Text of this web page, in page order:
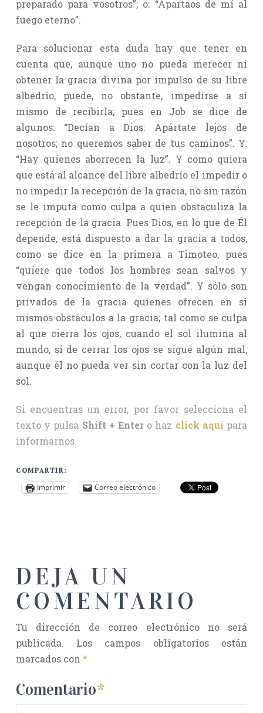
preparado para vosotros”; o: “Apartaos de mí al
fuego eterno”.
Para solucionar esta duda hay que tener en
cuenta que, aunque uno no pueda merecer ni
obtener la gracia divina por impulso de su libre
albedrío, puede, no obstante, impedirse a sí
mismo de recibirla; pues en Job se dice de
algunos: “Decían a Dios: Apártate lejos de
nosotros; no queremos saber de tus caminos”. Y:
“Hay quienes aborrecen la luz”. Y como quiera
que está al alcance del libre albedrío el impedir o
no impedir la recepción de la gracia, no sin razón
se le imputa como culpa a quien obstaculiza la
recepción de la gracia. Pues Dios, en lo que de Él
depende, está dispuesto a dar la gracia a todos,
como se dice en la primera a Timoteo, pues
“quiere que todos los hombres sean salvos y
vengan conocimiento de la verdad”. Y sólo son
privados de la gracia quienes ofrecen en sí
mismos obstáculos a la gracia; tal como se culpa
al que cierra los ojos, cuando el sol ilumina al
mundo, si de cerrar los ojos se sigue algún mal,
aunque él no pueda ver sin cortar con la luz del
sol.
Si encuentras un error, por favor selecciona el
texto y pulsa Shift + Enter o haz click aquí para
informarnos.
COMPARTIR:
Imprimir Correo electrónico
DEJA UN
COMENTARIO
Tu dirección de correo electrónico no será
publicada.
Los campos obligatorios están
marcados con *
Comentario*